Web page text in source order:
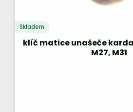
Skladem
klíč matice unašeče
M27, M31